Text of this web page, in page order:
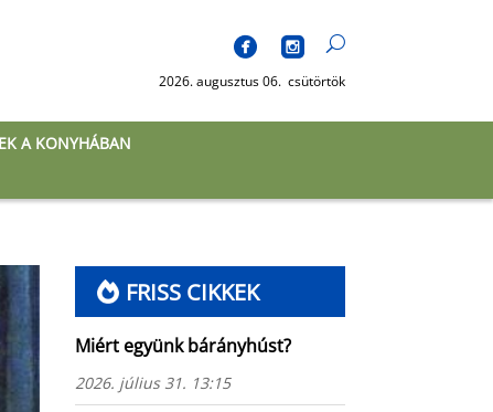
2026. augusztus 06. csütörtök
A KONYHÁBAN
FRISS CIKKEK
Miért együnk bárányhúst?
2026. július 31. 13:15